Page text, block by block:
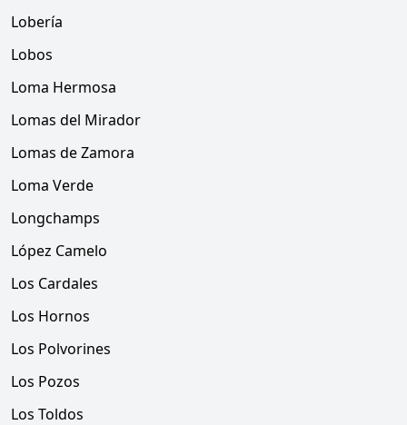
Lobería
Lobos
Loma Hermosa
Lomas del Mirador
Lomas de Zamora
Loma Verde
Longchamps
López Camelo
Los Cardales
Los Hornos
Los Polvorines
Los Pozos
Los Toldos